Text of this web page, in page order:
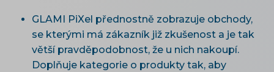
GLAMI PiXel přednostně zobrazuje obchody,
se kterými má zákazník již zkušenost a je tak
větší pravděpodobnost, že u nich nakoupí.
Doplňuje kategorie o produkty tak, aby